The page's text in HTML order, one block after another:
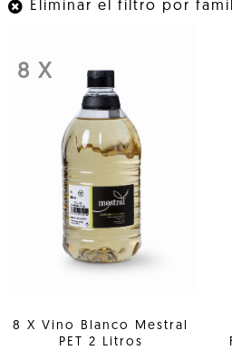
Eliminar el filtro por
8 X
8 X Vino Blanco Mestral
PET 2 Litros